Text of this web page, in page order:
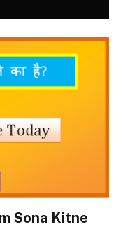
Sona Kitne